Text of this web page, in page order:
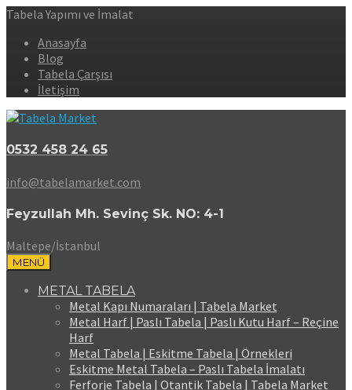
Tabela Yapımı ve İmalat
Anasayfa
Blog
Tabela Çarşısı
İletişim
0532 458 24 65
info@tabelamarket.com
Feyzullah Mh. Sevinç Sk. NO: 4-1
Maltepe/İstanbul
MENÜ
METAL TABELA
Metal Kapı Numaraları | Tabela Market
Metal Harf | Paslı Tabela | Paslı Kutu Harf – Reçine
Harf
Metal Tabela | Eskitme Tabela | Örnekleri
Eskitme Metal Tabela – Paslı Tabela İmalatı
Ferforje Tabela | Otantik Tabela | Tabela Market